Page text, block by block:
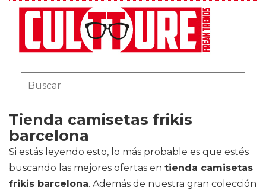
Tienda camisetas frikis
barcelona
Si estás leyendo esto, lo más probable es que estés
buscando las mejores ofertas en tienda camisetas
frikis barcelona. Además de nuestra gran colección